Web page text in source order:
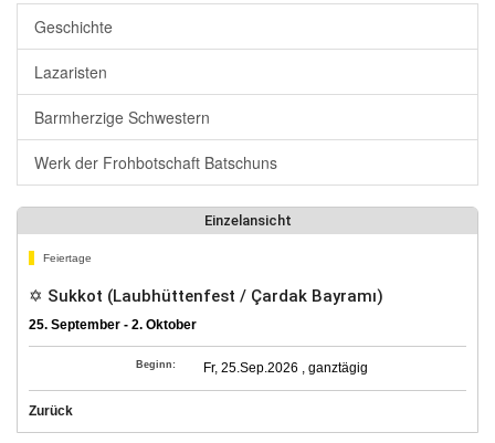
Geschichte
Lazaristen
Barmherzige Schwestern
Werk der Frohbotschaft Batschuns
Einzelansicht
Feiertage
✡ Sukkot (Laubhüttenfest / Çardak Bayramı)
25. September - 2. Oktober
Beginn: Fr, 25.Sep.2026 , ganztägig
Zurück